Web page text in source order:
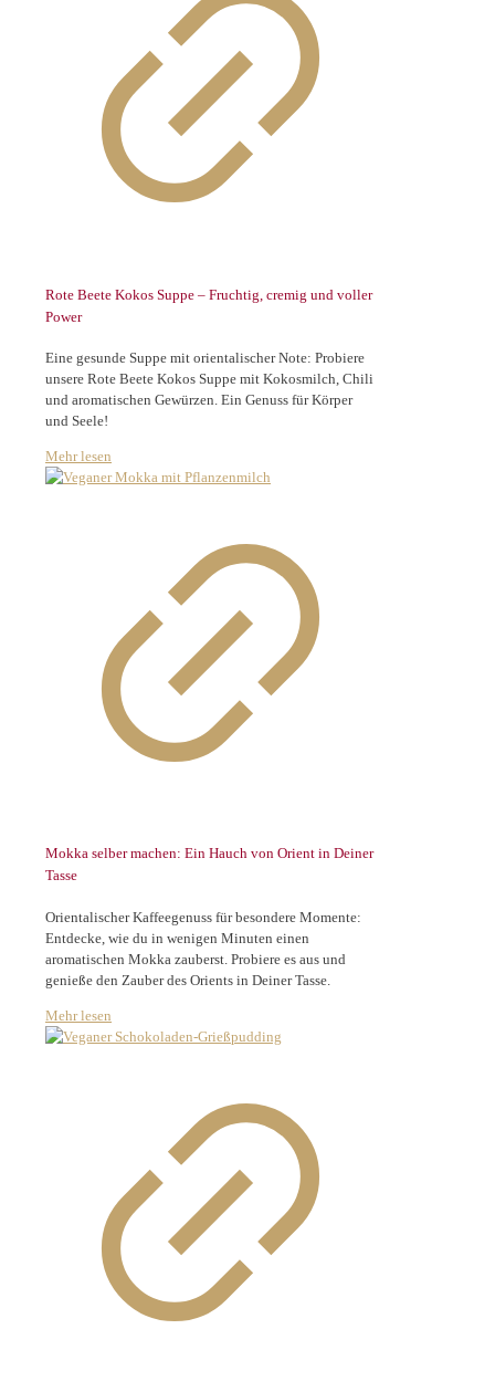
Rote Beete Kokos Suppe – Fruchtig, cremig und voller
Power
Eine gesunde Suppe mit orientalischer Note: Probiere
unsere Rote Beete Kokos Suppe mit Kokosmilch, Chili
und aromatischen Gewürzen. Ein Genuss für Körper
und Seele!
Mehr lesen
Mokka selber machen: Ein Hauch von Orient in Deiner
Tasse
Orientalischer Kaffeegenuss für besondere Momente:
Entdecke, wie du in wenigen Minuten einen
aromatischen Mokka zauberst. Probiere es aus und
genieße den Zauber des Orients in Deiner Tasse.
Mehr lesen